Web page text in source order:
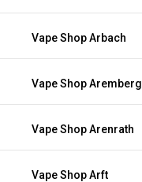
Vape Shop Arbach
Vape Shop Aremberg
Vape Shop Arenrath
Vape Shop Arft